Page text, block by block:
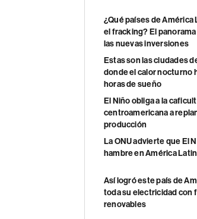
¿Qué países de
el fracking? El
las nuevas inversiones
Estas son las ciudades
donde el calor nocturno
horas de sueño
El Niño obliga a la
centroamericana a
producción
La ONU advierte que El
hambre en América
Así logró este país de
toda su electricidad con
renovables